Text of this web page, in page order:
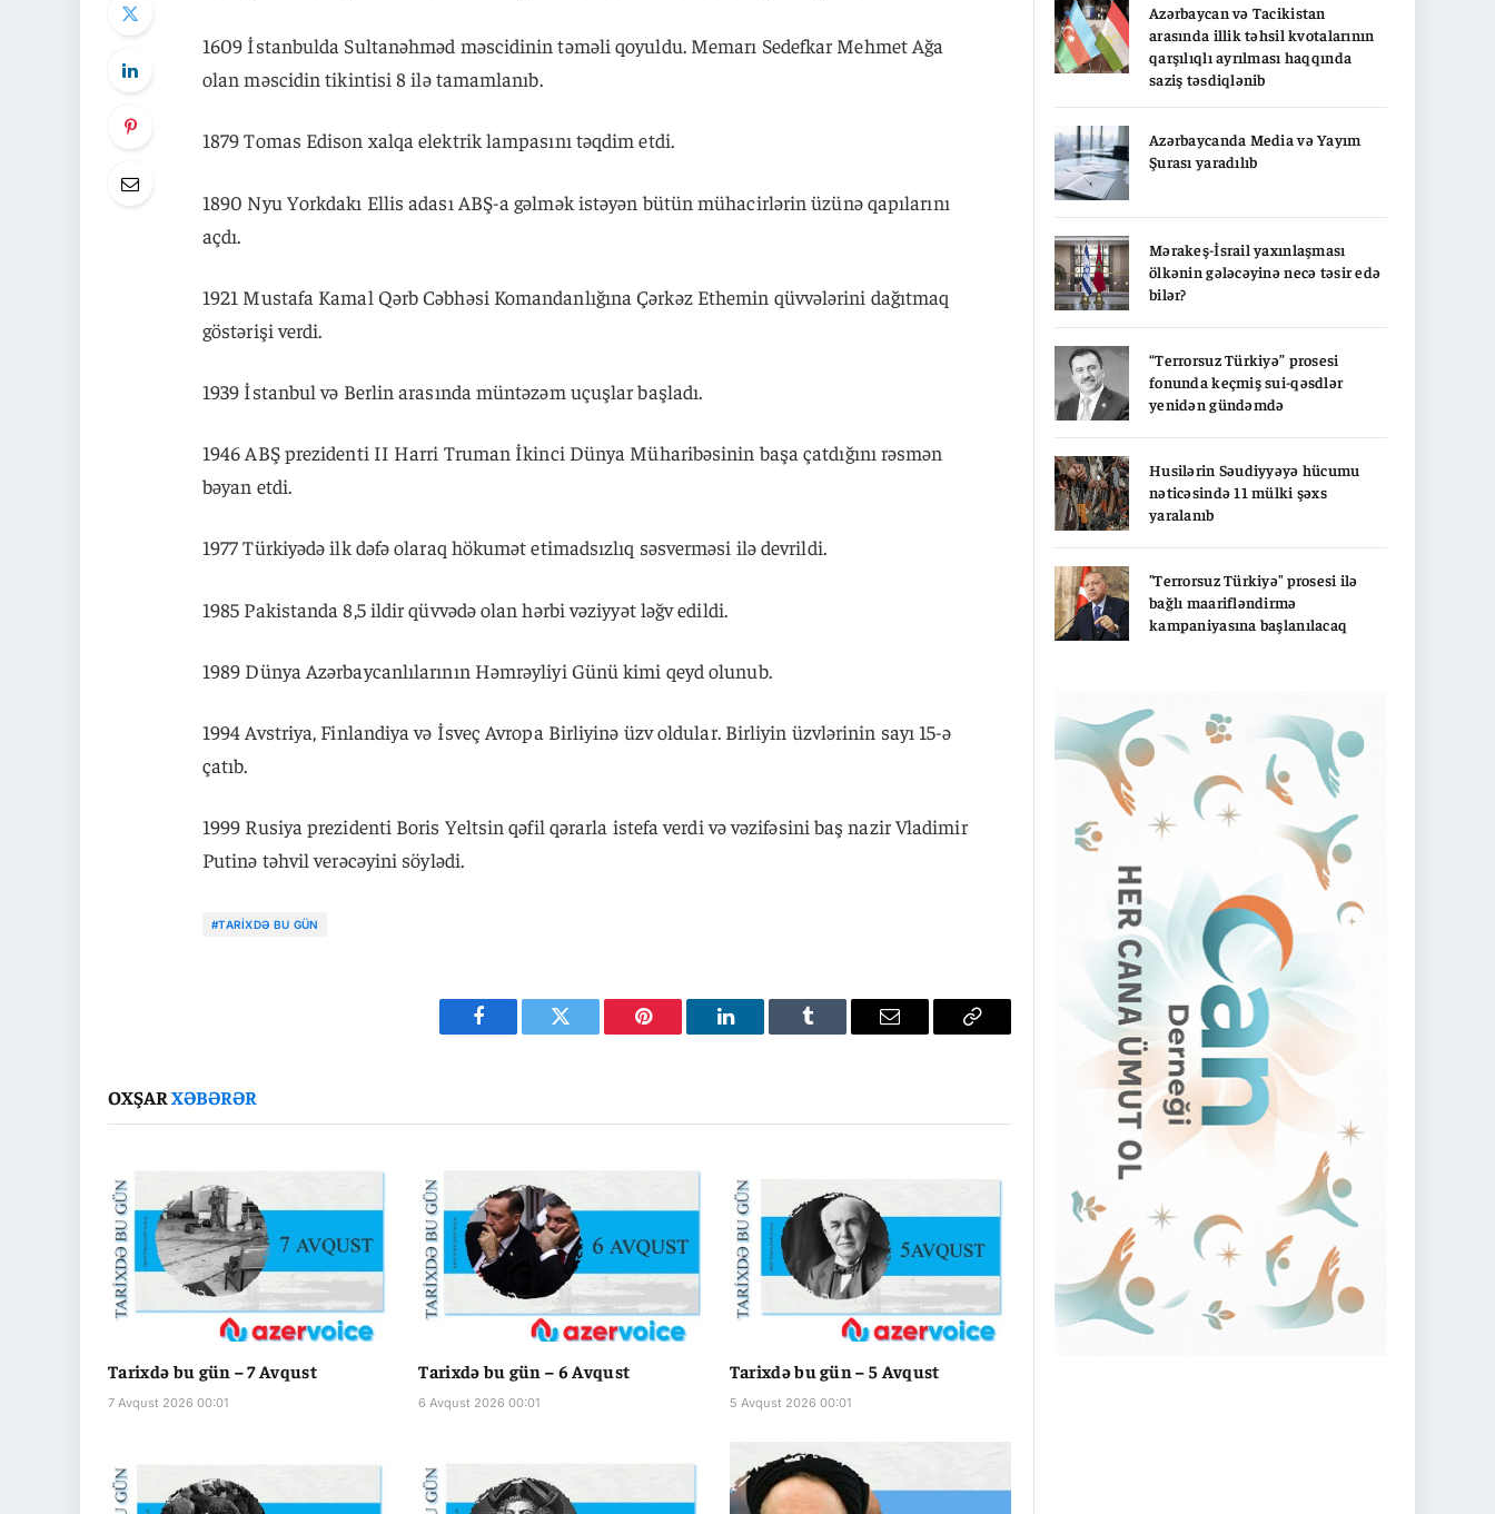
1609 İstanbulda Sultanəhməd məscidinin təməli qoyuldu. Memarı Sedefkar Mehmet Ağa
olan məscidin tikintisi 8 ilə tamamlanıb.
1879 Tomas Edison xalqa elektrik lampasını təqdim etdi.
1890 Nyu Yorkdakı Ellis adası ABŞ-a gəlmək istəyən bütün mühacirlərin üzünə qapılarını
açdı.
1921 Mustafa Kamal Qərb Cəbhəsi Komandanlığına Çərkəz Ethemin qüvvələrini dağıtmaq
göstərişi verdi.
1939 İstanbul və Berlin arasında müntəzəm uçuşlar başladı.
1946 ABŞ prezidenti II Harri Truman İkinci Dünya Müharibəsinin başa çatdığını rəsmən
bəyan etdi.
1977 Türkiyədə ilk dəfə olaraq hökumət etimadsızlıq səsverməsi ilə devrildi.
1985 Pakistanda 8,5 ildir qüvvədə olan hərbi vəziyyət ləğv edildi.
1989 Dünya Azərbaycanlılarının Həmrəyliyi Günü kimi qeyd olunub.
1994 Avstriya, Finlandiya və İsveç Avropa Birliyinə üzv oldular. Birliyin üzvlərinin sayı 15-ə
çatıb.
1999 Rusiya prezidenti Boris Yeltsin qəfil qərarla istefa verdi və vəzifəsini baş nazir Vladimir
Putinə təhvil verəcəyini söylədi.
#TARIXDƏ BU GÜN
Facebook Twitter Pinterest LinkedIn Tumblr Email
Copy
OXŞARXƏBƏRƏR
Tarixdə bu gün – 7 Avqust
7 Avqust 2026 00:01
Tarixdə bu gün – 6 Avqust
6 Avqust 2026 00:01
Tarixdə bu gün – 5 Avqust
5 Avqust 2026 00:01
Azərbaycan və Tacikistan
arasında illik təhsil kvotalarının
qarşılıqlı ayrılması haqqında
saziş təsdiqlənib
Azərbaycanda Media və Yayım
Şurası yaradılıb
Mərakeş-İsrail yaxınlaşması
ölkənin gələcəyinə necə təsir edə
bilər?
“Terrorsuz Türkiyə” prosesi
fonunda keçmiş sui-qəsdlər
yenidən gündəmdə
Husilərin Səudiyyəyə hücumu
nəticəsində 11 mülki şəxs
yaralanıb
"Terrorsuz Türkiyə" prosesi ilə
bağlı maarifləndirmə
kampaniyasına başlanılacaq